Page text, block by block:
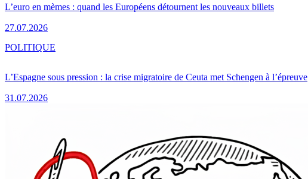
L’euro en mèmes : quand les Européens détournent les nouveaux billets
27.07.2026
L’Espagne sous pression : la crise migratoire de Ceuta met Schengen à l’épreuve
31.07.2026
POLITIQUE